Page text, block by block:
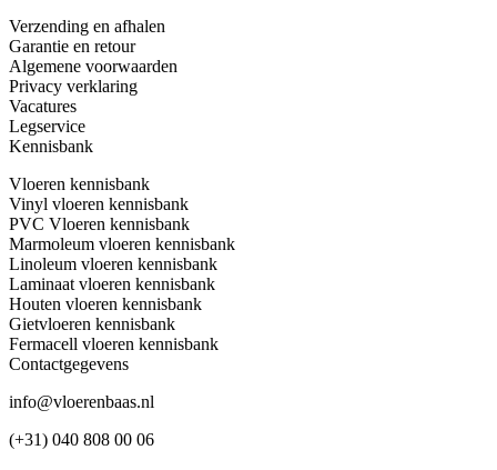
Verzending en afhalen
Garantie en retour
Algemene voorwaarden
Privacy verklaring
Vacatures
Legservice
Kennisbank
Vloeren kennisbank
Vinyl vloeren kennisbank
PVC Vloeren kennisbank
Marmoleum vloeren kennisbank
Linoleum vloeren kennisbank
Laminaat vloeren kennisbank
Houten vloeren kennisbank
Gietvloeren kennisbank
Fermacell vloeren kennisbank
Contactgegevens
info@vloerenbaas.nl
(+31) 040 808 00 06